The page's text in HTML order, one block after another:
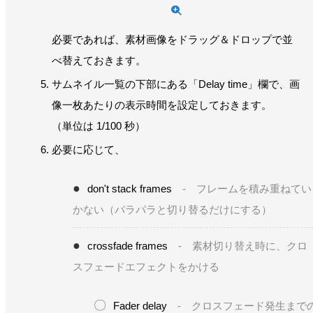
必要であれば、素材画像をドラッグ＆ドロップで並
べ替えておきます。
サムネイル一覧の下部にある「Delay time」欄で、画
像一枚あたりの表示時間を設定しておきます。
（単位は 1/100 秒）
必要に応じて、
don't stack frames - フレームを積み重ねてい
かない（パラパラと切り替るだけにする）
crossfade frames - 素材切り替え時に、クロ
スフェードエフェクトをかける
Fader delay - クロスフェード発生まで